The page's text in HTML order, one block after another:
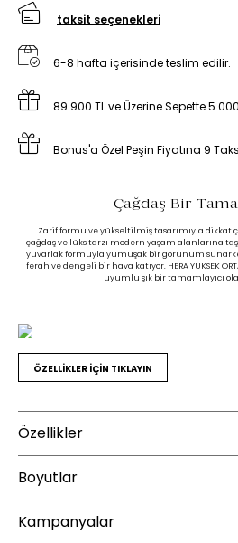
taksit seçenekleri
6-8 hafta içerisinde teslim edilir.
89.900 TL ve Üzerine Sepette
Bonus'a Özel Peşin Fiyatına 9
Çağdaş Bir
Zarif formu ve yükseltilmiş tasarımıyla dikkat
çağdaş ve lüks tarzı modern yaşam alanlarına
yuvarlak formuyla yumuşak bir görünüm
ferah ve dengeli bir hava katıyor. HERA YÜKSEK
uyumlu şık bir tamamlayıcı
ÖZELLİKLER İÇİN TIKLAYIN
Özellikler
Üst Tabla Malzeme Bilgisi : MDF
Ayak Malzemesi :
Boyutlar
Yükseklik (mm) :
Kampanyalar